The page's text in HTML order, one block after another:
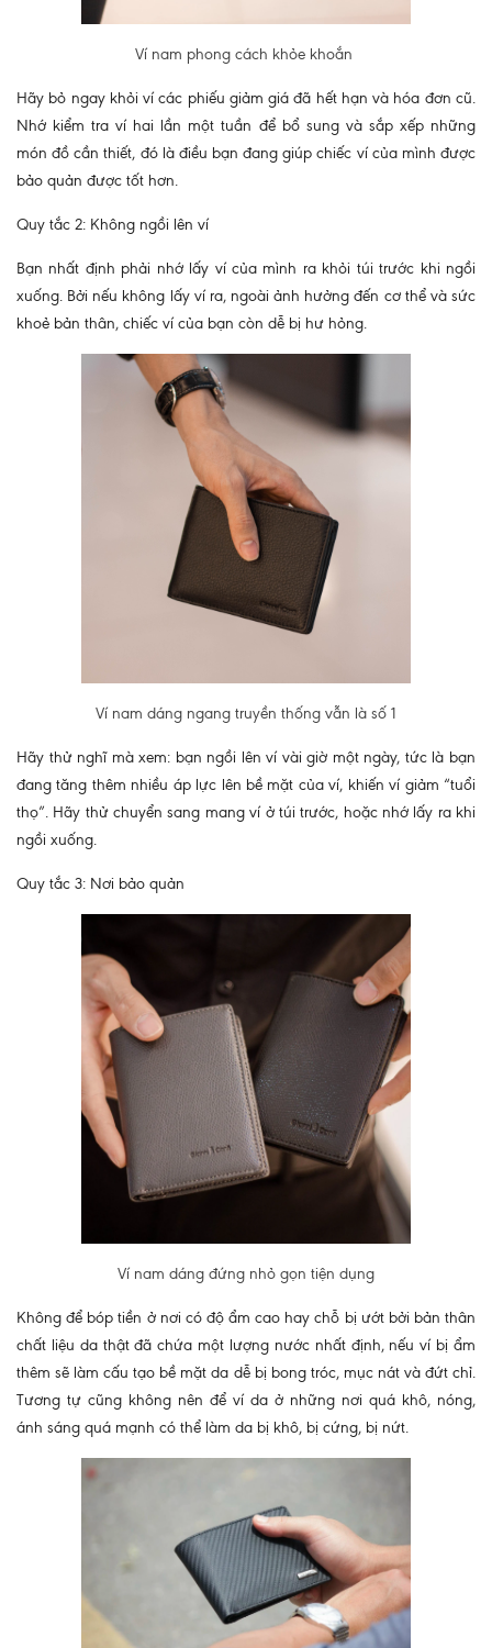
Ví nam phong cách khỏe khoắn
Hãy bỏ ngay khỏi ví các phiếu giảm giá đã hết hạn và hóa đơn cũ.
Nhớ kiểm tra ví hai lần một tuần để bổ sung và sắp xếp những
món đồ cần thiết, đó là điều bạn đang giúp chiếc ví của mình được
bảo quản được tốt hơn.
Quy tắc 2: Không ngồi lên ví
Bạn nhất định phải nhớ lấy ví của mình ra khỏi túi trước khi ngồi
xuống. Bởi nếu không lấy ví ra, ngoài ảnh hưởng đến cơ thể và sức
khoẻ bản thân, chiếc ví của bạn còn dễ bị hư hỏng.
Ví nam dáng ngang truyền thống vẫn là số 1
Hãy thử nghĩ mà xem: bạn ngồi lên ví vài giờ một ngày, tức là bạn
đang tăng thêm nhiều áp lực lên bề mặt của ví, khiến ví giảm “tuổi
thọ”. Hãy thử chuyển sang mang ví ở túi trước, hoặc nhớ lấy ra khi
ngồi xuống.
Quy tắc 3: Nơi bảo quản
Ví nam dáng đứng nhỏ gọn tiện dụng
Không để bóp tiền ở nơi có độ ẩm cao hay chỗ bị ướt bởi bản thân
chất liệu da thật đã chứa một lượng nước nhất định, nếu ví bị ẩm
thêm sẽ làm cấu tạo bề mặt da dễ bị bong tróc, mục nát và đứt chỉ.
Tương tự cũng không nên để ví da ở những nơi quá khô, nóng,
ánh sáng quá mạnh có thể làm da bị khô, bị cứng, bị nứt.